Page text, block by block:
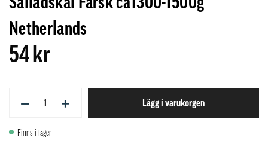
Netherlands
54 kr
− + Lägg i varukorgen
Finns i lager